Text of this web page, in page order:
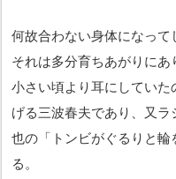
何故合わない身体になって
それは多分育ちあがりにあ
小さい頃より耳にしてい
げる三波春夫であり、又
也の「トンビがぐるりと
る。